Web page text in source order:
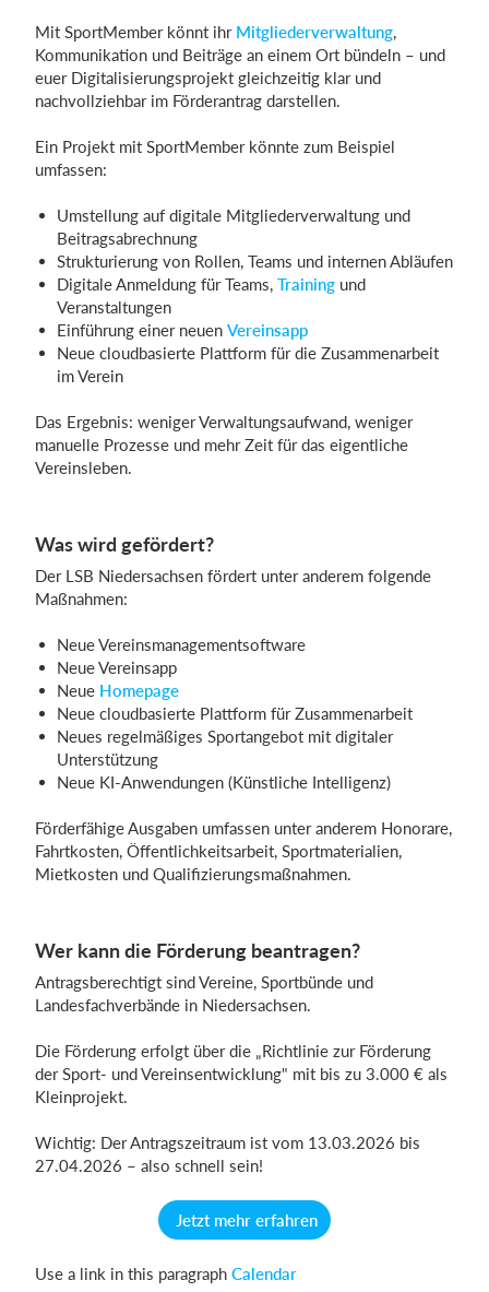
Mit SportMember könnt ihr Mitgliederverwaltung,
Kommunikation und Beiträge an einem Ort bündeln – und
euer Digitalisierungsprojekt gleichzeitig klar und
nachvollziehbar im Förderantrag darstellen.
Ein Projekt mit SportMember könnte zum Beispiel
umfassen:
Umstellung auf digitale Mitgliederverwaltung und
Beitragsabrechnung
Strukturierung von Rollen, Teams und internen Abläufen
Digitale Anmeldung für Teams, Training und
Veranstaltungen
Einführung einer neuen Vereinsapp
Neue cloudbasierte Plattform für die Zusammenarbeit
im Verein
Das Ergebnis: weniger Verwaltungsaufwand, weniger
manuelle Prozesse und mehr Zeit für das eigentliche
Vereinsleben.
Was wird gefördert?
Der LSB Niedersachsen fördert unter anderem folgende
Maßnahmen:
Neue Vereinsmanagementsoftware
Neue Vereinsapp
Neue Homepage
Neue cloudbasierte Plattform für Zusammenarbeit
Neues regelmäßiges Sportangebot mit digitaler
Unterstützung
Neue KI-Anwendungen (Künstliche Intelligenz)
Förderfähige Ausgaben umfassen unter anderem Honorare,
Fahrtkosten, Öffentlichkeitsarbeit, Sportmaterialien,
Mietkosten und Qualifizierungsmaßnahmen.
Wer kann die Förderung beantragen?
Antragsberechtigt sind Vereine, Sportbünde und
Landesfachverbände in Niedersachsen.
Die Förderung erfolgt über die „Richtlinie zur Förderung
der Sport- und Vereinsentwicklung" mit bis zu 3.000 € als
Kleinprojekt.
Wichtig: Der Antragszeitraum ist vom 13.03.2026 bis
27.04.2026 – also schnell sein!
Jetzt mehr erfahren
Use a link in this paragraph Calendar